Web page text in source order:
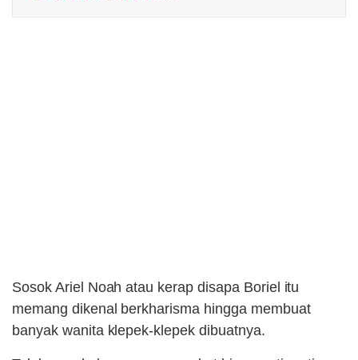
Sosok Ariel Noah atau kerap disapa Boriel itu
memang dikenal berkharisma hingga membuat
banyak wanita klepek-klepek dibuatnya.